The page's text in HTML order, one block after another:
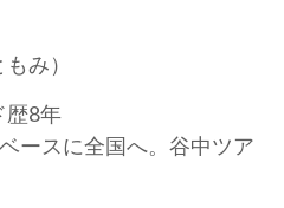
み）
歴8年
ースに全国へ。谷中ツア